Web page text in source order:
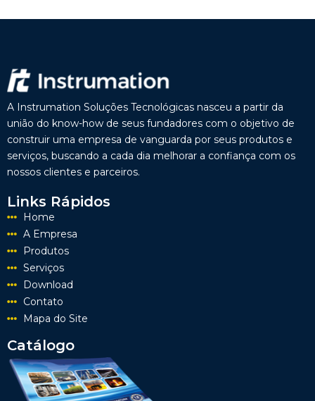
A Instrumation Soluções Tecnológicas nasceu a partir da
união do know-how de seus fundadores com o objetivo de
construir uma empresa de vanguarda por seus produtos e
serviços, buscando a cada dia melhorar a confiança com os
nossos clientes e parceiros.
Links Rápidos
Home
A Empresa
Produtos
Serviços
Download
Contato
Mapa do Site
Catálogo